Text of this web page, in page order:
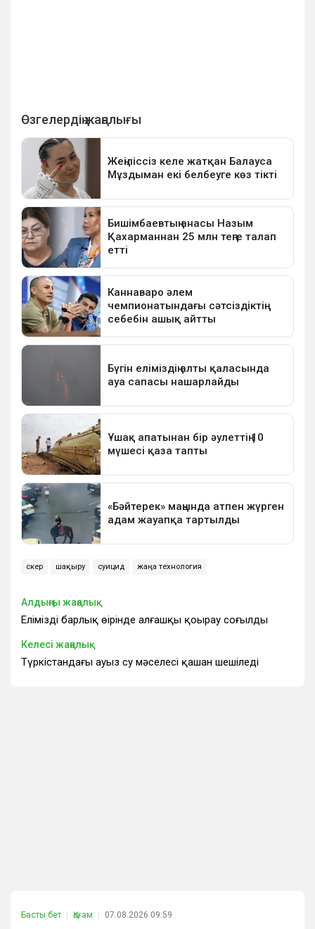
әскер шақыру суицид жаңа технология
Алдыңғы жаңалық
Еліміздің барлық өңірінде алғашқы қоңырау соғылды
Келесі жаңалық
Түркістандағы ауыз су мәселесі қашан шешіледі
Басты бет Қоғам 07.08.2026 09:59